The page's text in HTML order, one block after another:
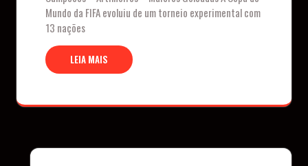
Mundo da FIFA evoluiu de um torneio experimental com
13 nações
LEIA MAIS